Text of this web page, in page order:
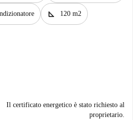
square_foot 120 m2
Il certificato energetico è stato richiesto al
proprietario.